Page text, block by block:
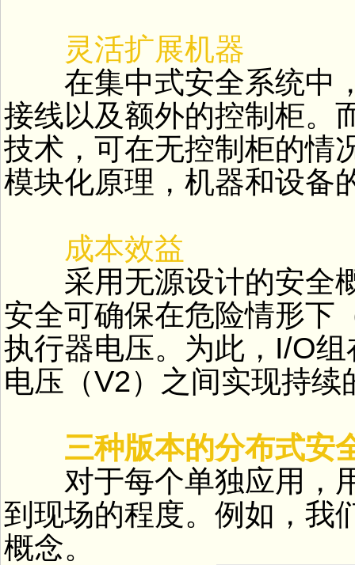
灵活扩展机器
在集中式安全系统中，
接线以及额外的控制柜。
技术，可在无控制柜的情
模块化原理，机器和设备
成本效益
采用无源设计的安全概
安全可确保在危险情形下
执行器电压。为此，I/O
电压（V2）之间实现持续
三种版本的分布式安
对于每个单独应用，用
到现场的程度。例如，我
概念。